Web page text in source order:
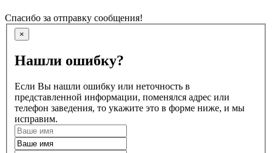
Спасибо за отправку сообщения!
×
Нашли ошибку?
Если Вы нашли ошибку или неточность в
представленной информации, поменялся адрес или
телефон заведения, то укажите это в форме ниже, и мы
исправим.